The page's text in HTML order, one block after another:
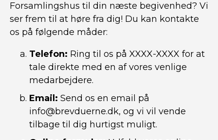
Forsamlingshus til din næste begivenhed? Vi
ser frem til at høre fra dig! Du kan kontakte
os på følgende måder:
Telefon: Ring til os på XXXX-XXXX for at
tale direkte med en af vores venlige
medarbejdere.
Email: Send os en email på
info@brevduerne.dk, og vi vil vende
tilbage til dig hurtigst muligt.